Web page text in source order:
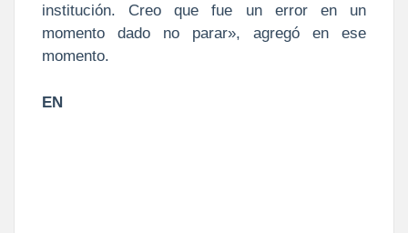
institución. Creo que fue un error en un
momento dado no parar», agregó en ese
momento.
EN